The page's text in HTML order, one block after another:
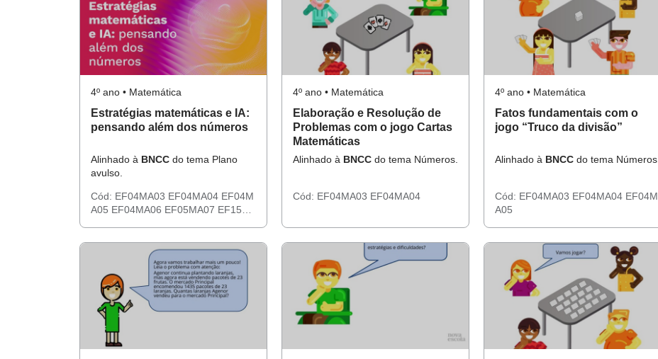
4º ano • Matemática
Estratégias matemáticas e IA:
pensando além dos números
Alinhado à BNCC do tema Plano
avulso.
Cód: EF04MA03 EF04MA04 EF04M
A05 EF04MA06 EF05MA07 EF15C
4º ano • Matemática
Elaboração e Resolução de
Problemas com o jogo Cartas
Matemáticas
Alinhado à BNCC do tema Números.
Cód: EF04MA03 EF04MA04
4º ano • Matemática
Fatos fundamentais com o
jogo “Truco da divisão”
Alinhado à BNCC do tema Números.
Cód: EF04MA03 EF04MA04 EF04M
A05